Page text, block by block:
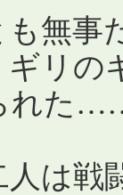
も無
の
れた
は戦